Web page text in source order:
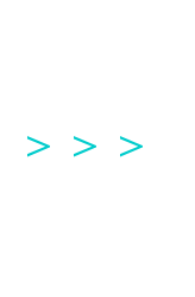
＞＞＞